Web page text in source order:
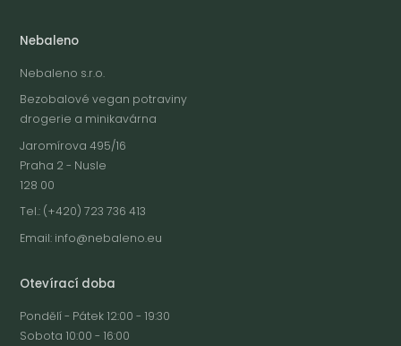
Nebaleno
Nebaleno s.r.o.
Bezobalové vegan potraviny
drogerie a minikavárna
Jaromírova 495/16
Praha 2 - Nusle
128 00
Tel.: (+420) 723 736 413
Email: info@nebaleno.eu
Otevírací doba
Pondělí - Pátek 12:00 - 19:30
Sobota 10:00 - 16:00